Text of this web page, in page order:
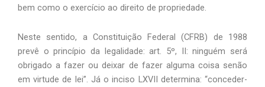
bem como o exercício ao direito de propriedade.
Neste sentido, a Constituição Federal (CFRB) de 1988
prevê o princípio da legalidade: art. 5º, II: ninguém será
obrigado a fazer ou deixar de fazer alguma coisa senão
em virtude de lei”. Já o inciso LXVII determina: “conceder-